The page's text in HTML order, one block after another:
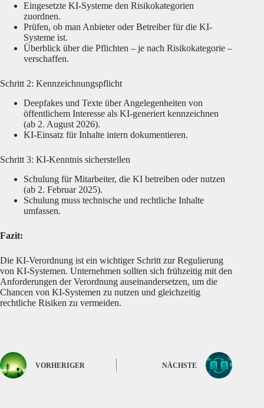
Eingesetzte KI-Systeme den Risikokategorien
zuordnen.
Prüfen, ob man Anbieter oder Betreiber für die KI-
Systeme ist.
Überblick über die Pflichten – je nach Risikokategorie –
verschaffen.
Schritt 2: Kennzeichnungspflicht
Deepfakes und Texte über Angelegenheiten von
öffentlichem Interesse als KI-generiert kennzeichnen
(ab 2. August 2026).
KI-Einsatz für Inhalte intern dokumentieren.
Schritt 3: KI-Kenntnis sicherstellen
Schulung für Mitarbeiter, die KI betreiben oder nutzen
(ab 2. Februar 2025).
Schulung muss technische und rechtliche Inhalte
umfassen.
Fazit:
Die KI-Verordnung ist ein wichtiger Schritt zur Regulierung
von KI-Systemen. Unternehmen sollten sich frühzeitig mit den
Anforderungen der Verordnung auseinandersetzen, um die
Chancen von KI-Systemen zu nutzen und gleichzeitig
rechtliche Risiken zu vermeiden.
VORHERIGER NÄCHSTE